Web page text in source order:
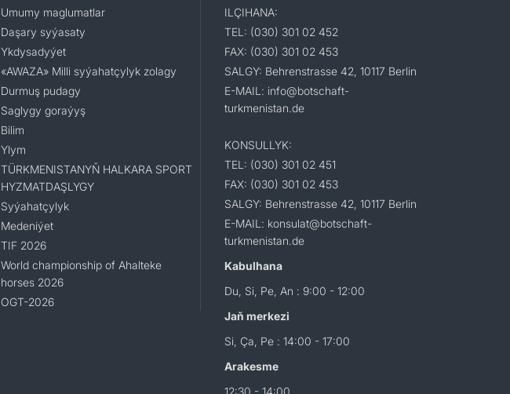
Umumy maglumatlar
Daşary syýasaty
Ykdysadyýet
«AWAZA» Milli syýahatçylyk zolagy
Durmuş pudagy
Saglygy goraýyş
Bilim
Ylym
TÜRKMENISTANYŇ HALKARA SPORT
HYZMATDAŞLYGY
Syýahatçylyk
Medeniýet
TIF 2026
World championship of Ahalteke
horses 2026
OGT-2026
ILÇIHANA:
TEL: (030) 301 02 452
FAX: (030) 301 02 453
SALGY: Behrenstrasse 42, 10117 Berlin
E-MAIL: info@botschaft-
turkmenistan.de
KONSULLYK:
TEL: (030) 301 02 451
FAX: (030) 301 02 453
SALGY: Behrenstrasse 42, 10117 Berlin
E-MAIL: konsulat@botschaft-
turkmenistan.de
Kabulhana
Du, Si, Pe, An : 9:00 - 12:00
Jaň merkezi
Si, Ça, Pe : 14:00 - 17:00
Arakesme
12:30 - 14:00